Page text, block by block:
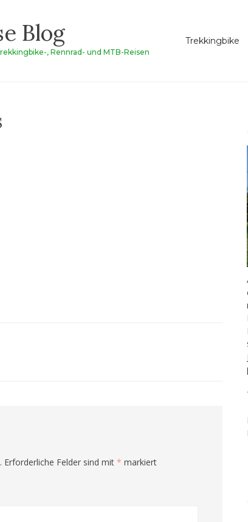
Blog
, Rennrad- und MTB-Reisen
Trekkingbike
Erforderliche Felder sind mit * markiert